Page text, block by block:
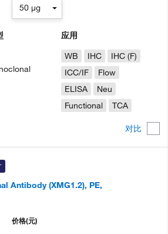
对比
应用
WB
IHC
IHC (F)
ICC/IF
Flow
ELISA
Neu
Functional
TCA
50 µg
Antibody (XMG1.2), PE,
价格(元)